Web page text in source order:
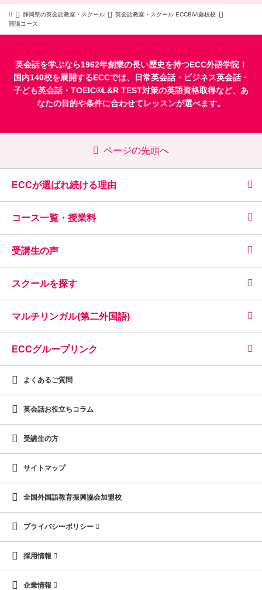
静岡県の英会話教室・スクール
英会話教室・スクール ECCBiVi藤枝校
開講コース
英会話を学ぶなら1962年創業の長い歴史を持つECC外語学院！
国内140校を展開するECCでは、
日常英会話・ ビジネス英会話・
子ども英会話・ TOEIC®L&R TEST対策の英語資格取得など、あ
なたの目的や条件に合わせてレッスンが選べます。
ページの先頭へ
ECCが選ばれ続ける理由
コース一覧・授業料
受講生の声
スクールを探す
マルチリンガル(第二外国語)
ECCグループリンク
よくあるご質問
英会話お役立ちコラム
受講生の方
サイトマップ
全国外国語教育振興協会加盟校
プライバシーポリシー
採用情報
企業情報